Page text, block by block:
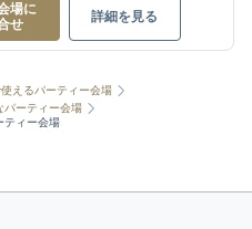
場に
せ
詳細を見る
えるパーティー会場
パーティー会場
ティー会場